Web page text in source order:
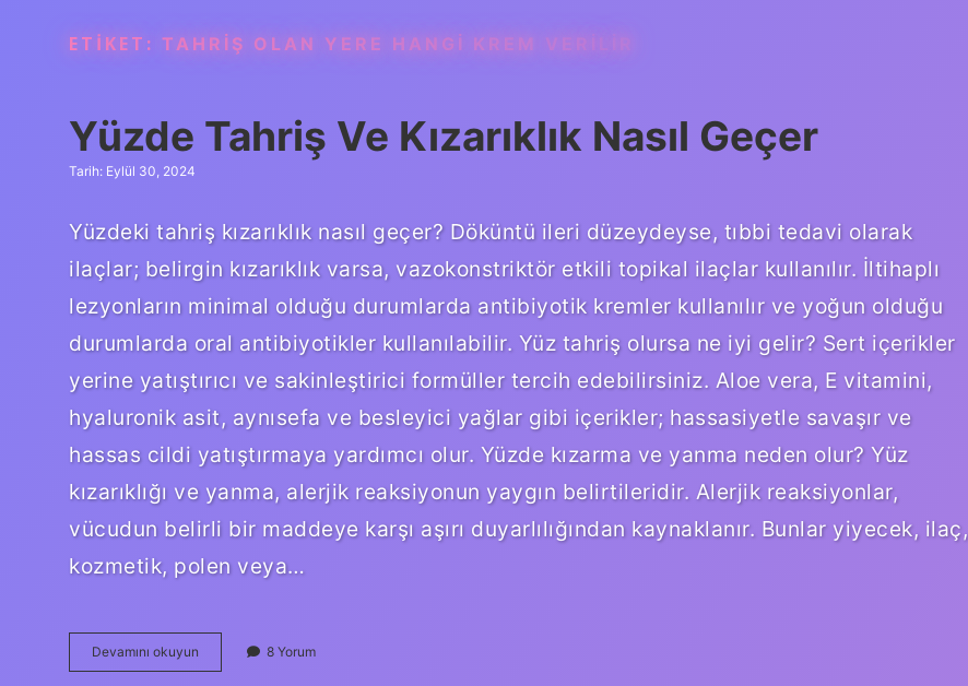
ETIKET: TAHRIŞ OLAN YERE HANGI KREM VERILIR
Yüzde Tahriş Ve Kızarıklık Nasıl Geçer
Tarih: Eylül 30, 2024
Yüzdeki tahriş kızarıklık nasıl geçer? Döküntü ileri düzeydeyse, tıbbi tedavi olarak
ilaçlar; belirgin kızarıklık varsa, vazokonstriktör etkili topikal ilaçlar kullanılır. İltihaplı
lezyonların minimal olduğu durumlarda antibiyotik kremler kullanılır ve yoğun olduğu
durumlarda oral antibiyotikler kullanılabilir. Yüz tahriş olursa ne iyi gelir? Sert içerikler
yerine yatıştırıcı ve sakinleştirici formüller tercih edebilirsiniz. Aloe vera, E vitamini,
hyaluronik asit, aynısefa ve besleyici yağlar gibi içerikler; hassasiyetle savaşır ve
hassas cildi yatıştırmaya yardımcı olur. Yüzde kızarma ve yanma neden olur? Yüz
kızarıklığı ve yanma, alerjik reaksiyonun yaygın belirtileridir. Alerjik reaksiyonlar,
vücudun belirli bir maddeye karşı aşırı duyarlılığından kaynaklanır. Bunlar yiyecek, ilaç,
kozmetik, polen veya…
Devamını okuyun
Tahriş
8 Yorum